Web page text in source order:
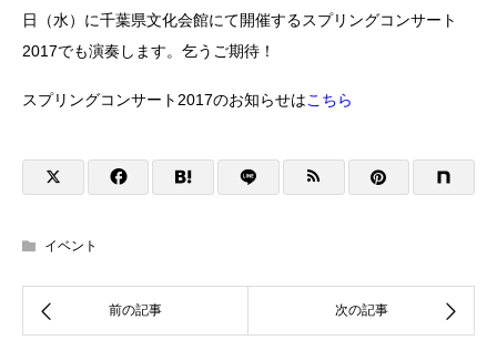
日（水）に千葉県文化会館にて開催するスプリングコンサート
2017でも演奏します。乞うご期待！
スプリングコンサート2017のお知らせはこちら
イベント